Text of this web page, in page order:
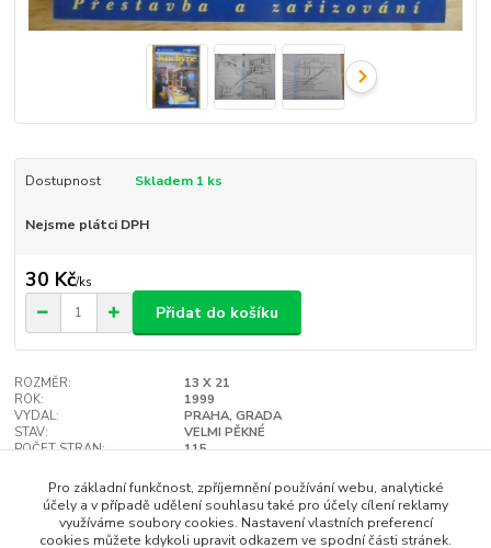
Dostupnost Skladem 1 ks
Nejsme plátci DPH
30 Kč/ks
Přidat do košíku
ROZMĚR:
13 X 21
ROK:
1999
VYDAL:
PRAHA, GRADA
STAV:
VELMI PĚKNÉ
POČET STRAN:
115
Hlídat cenu / dostupnost
Pro základní funkčnost, zpříjemnění používání webu, analytické
účely a v případě udělení souhlasu také pro účely cílení reklamy
využíváme soubory cookies. Nastavení vlastních preferencí
cookies můžete kdykoli upravit odkazem ve spodní části stránek.